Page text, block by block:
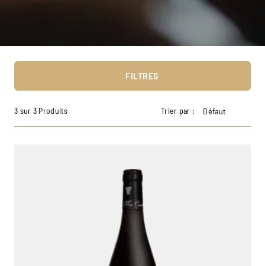
FILTRES
3 sur 3 Produits Trier par : Défaut